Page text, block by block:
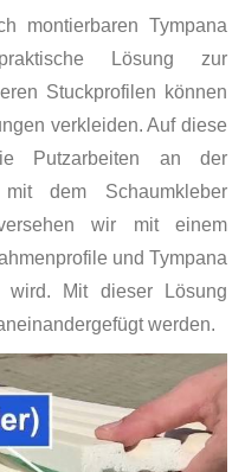
montierbaren Tympana
Lösung zur
Stuckprofilen können
verkleiden. Auf diese
Putzarbeiten an der
dem Schaumkleber
wir mit einem
und Tympana
wird. Mit dieser Lösung
werden.